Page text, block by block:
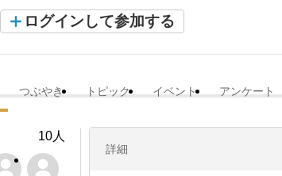
ログインして参加する
つぶやき トピック イベント アンケート
詳細
10人